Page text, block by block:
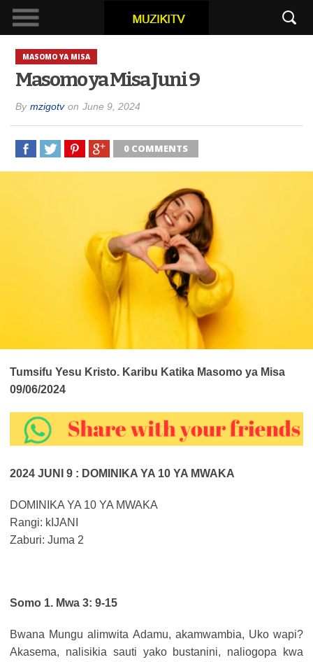
MASOMO YA MISA
Masomo ya Misa Juni 9
By mzigotv on June 9, 2024
0 COMMENTS
Tumsifu Yesu Kristo. Karibu Katika Masomo ya Misa
09/06/2024
2024 JUNI 9 : DOMINIKA YA 10 YA MWAKA
DOMINIKA YA 10 YA MWAKA
Rangi: kIJANI
Zaburi: Juma 2
Somo 1. Mwa 3: 9-15
Bwana Mungu alimwita Adamu, akamwambia, Uko wapi?
Akasema, nalisikia sauti yako bustanini, naliogopa kwa